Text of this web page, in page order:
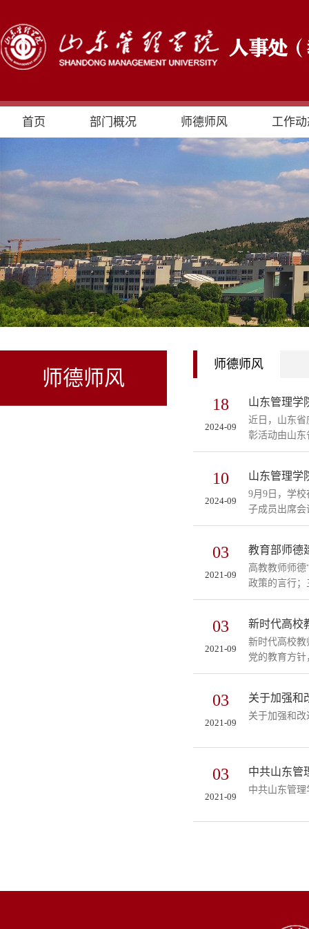
首页 部门概况 师德师风 工作
师德师风
师德师风
18
2024-09
山东管理学
近日，山东省
彰活动由山
10
2024-09
山东管理学
9月9日，学
子成员出席
03
2021-09
教育部师德
高教教师师
政策的言行
03
2021-09
新时代高校
新时代高校教
党的教育方
03
2021-09
关于加强和
关于加强和
03
2021-09
中共山东管
中共山东管